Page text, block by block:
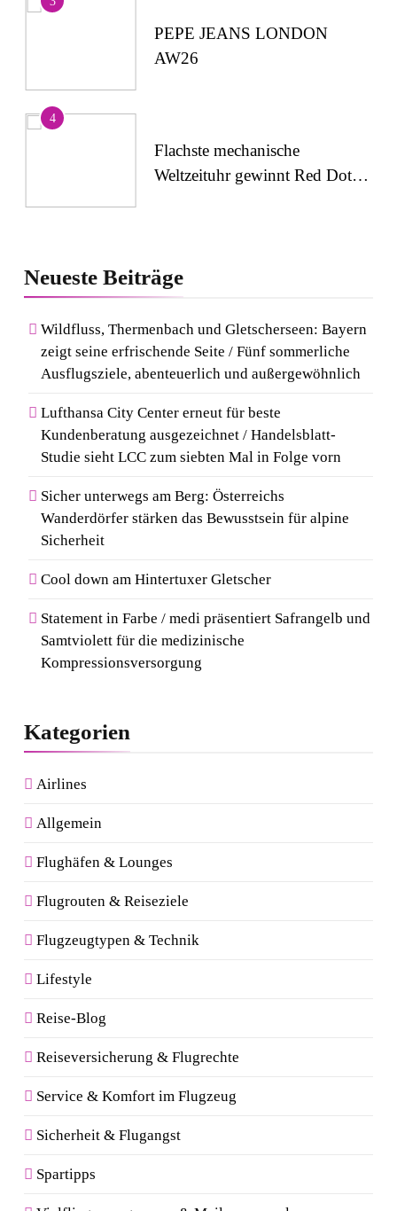
PEPE JEANS LONDON
AW26
4
Flachste mechanische
Weltzeituhr gewinnt Red Dot:
Wenn Kult auf Couture trifft:
Capri-Sun setzt modisches
Fashion Week
6
Rezertifizierung bestätigt
Qualitätsstandard: Gastein
erneut mit Österreichischem
Wandergütesiegel ausgezeichnet
Kosmetik und Düfte online
kaufen: Die beliebtesten Shops
8
Von Mallorca bis Mykonos:
Der Style-Guide für
Südeuropas Top-Destinationen
Neueste Beiträge
Wildfluss, Thermenbach und Gletscherseen: Bayern
zeigt seine erfrischende Seite / Fünf sommerliche
Ausflugsziele, abenteuerlich und außergewöhnlich
Lufthansa City Center erneut für beste
Kundenberatung ausgezeichnet / Handelsblatt-
Studie sieht LCC zum siebten Mal in Folge vorn
Sicher unterwegs am Berg: Österreichs
Wanderdörfer stärken das Bewusstsein für alpine
Sicherheit
Cool down am Hintertuxer Gletscher
Statement in Farbe / medi präsentiert Safrangelb und
Samtviolett für die medizinische
Kompressionsversorgung
Kategorien
Airlines
Allgemein
Flughäfen & Lounges
Flugrouten & Reiseziele
Flugzeugtypen & Technik
Lifestyle
Reise-Blog
Reiseversicherung & Flugrechte
Service & Komfort im Flugzeug
Sicherheit & Flugangst
Spartipps